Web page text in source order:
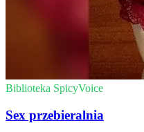
Biblioteka SpicyVoice
Sex przebieralnia